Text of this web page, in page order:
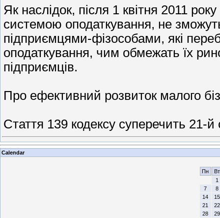
Як наслідок, після 1 квітня 2011
системою оподаткування, не
підприємцями-фізособами, які
оподаткування, чим обмежать їх
підприємців.
Про ефективний розвиток малого
Стаття 139 кодексу суперечить 21-й
Calendar
Пн
Вт
1
7
8
14
15
21
22
28
29